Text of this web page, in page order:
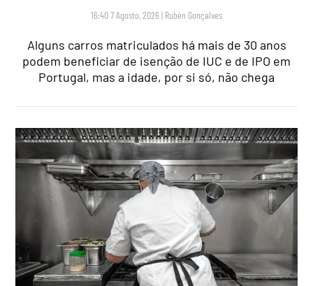
16:40 7 Agosto, 2026 | Rubén Gonçalves
Alguns carros matriculados há mais de 30 anos
podem beneficiar de isenção de IUC e de IPO em
Portugal, mas a idade, por si só, não chega